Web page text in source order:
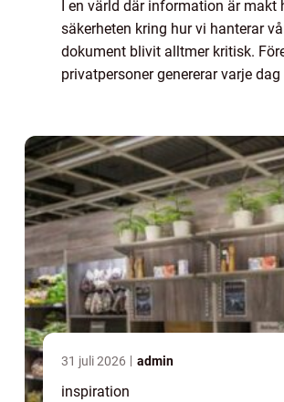
I en värld där information är makt
säkerheten kring hur vi hanterar
dokument blivit alltmer kritisk.
privatpersoner genererar varje dag
31 juli 2026 admin
inspiration